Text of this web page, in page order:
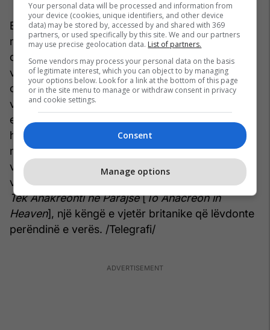
Edhe pse udhëzimet mjekësore dhe praktikat
moderne të përmbajtjes kanë ngadalësuar shitjen
dhe konsumimin e alkoolit në ditët e sotme,
vëzhgimet e Barbierit mbi ndikimin e alkoolit
ofrojnë një dozë të vetëdijesimit kombëtar,
veçanërisht ndërsa Amerika shënon 250-vjetorin
e saj. Dhe, dëgjoni me kujdes: sa herë që luhet
himni amerikan [
The Star-Spangled Banner
mund të dëgjohen jehonat e ADN-së alkoolike të
vendit. Kjo sepse Francis Scott Key i përshtati
vargjet e tij të vitit 1814 me një melodi të quajtur
Tek Anakreonti në Parajsë[To Anacreon in
Heaven], një këngë e vjetër britanike që lëvdonte
perëndinë e verës. /Telegrafi/
Your personal data will be processed and information from
your device (cookies, unique identifiers, and other device
data) may be stored by, accessed by and shared with 369
partners, or used specifically by this site. We and our partners
may use precise geolocation data. List of partners.
Some vendors may process your personal data on the basis
of legitimate interest, which you can object to by managing
your options below. Look for a link at the bottom of this page
or in the site menu to manage or withdraw consent in privacy
and cookie settings.
Consent
Manage options